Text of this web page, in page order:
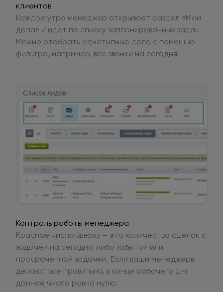
клиентов
Каждое утро менеджер открывает раздел «Мои
дела» и идет по списку запланированных задач.
Можно отобрать однотипные дела с помощью
фильтра, например, все звонки на сегодня.
Контроль работы менеджера
Красное число вверху – это количество сделок с
задачей на сегодня, либо забытой или
просроченной задачей. Если ваши менеджеры
делают все правильно, в конце рабочего дня
данное число равно нулю.